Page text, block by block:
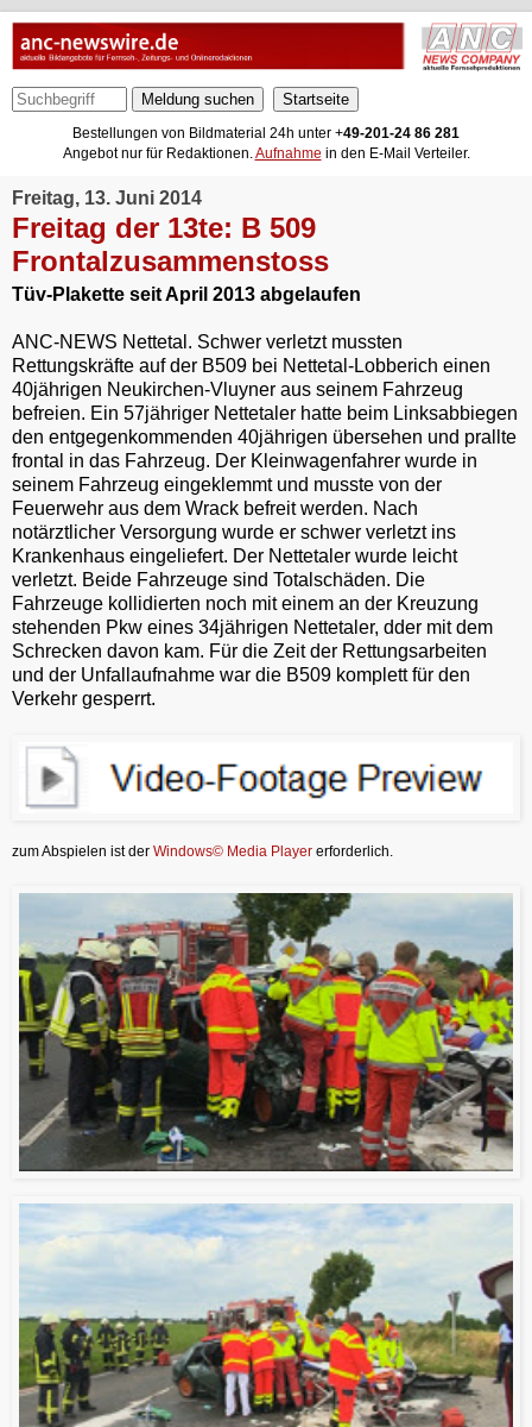
Meldung suchen
Bestellungen von Bildmaterial 24h unter +49-201-24 86 281
Angebot nur für Redaktionen.Aufnahme in den E-Mail Verteiler.
Freitag, 13. Juni 2014
Freitag der 13te: B 509
Frontalzusammenstoss
Tüv-Plakette seit April 2013 abgelaufen
ANC-NEWS Nettetal. Schwer verletzt mussten
Rettungskräfte auf der B509 bei Nettetal-Lobberich einen
40jährigen Neukirchen-Vluyner aus seinem Fahrzeug
befreien. Ein 57jähriger Nettetaler hatte beim Linksabbiegen
den entgegenkommenden 40jährigen übersehen und prallte
frontal in das Fahrzeug. Der Kleinwagenfahrer wurde in
seinem Fahrzeug eingeklemmt und musste von der
Feuerwehr aus dem Wrack befreit werden. Nach
notärztlicher Versorgung wurde er schwer verletzt ins
Krankenhaus eingeliefert. Der Nettetaler wurde leicht
verletzt. Beide Fahrzeuge sind Totalschäden. Die
Fahrzeuge kollidierten noch mit einem an der Kreuzung
stehenden Pkw eines 34jährigen Nettetaler, dder mit dem
Schrecken davon kam. Für die Zeit der Rettungsarbeiten
und der Unfallaufnahme war die B509 komplett für den
Verkehr gesperrt.
zum Abspielen ist der Windows© Media Player erforderlich.